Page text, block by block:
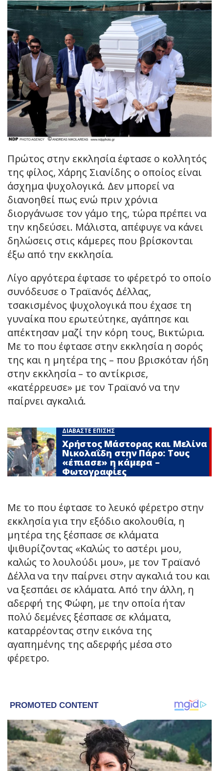
Πρώτος στην εκκλησία έφτασε ο κολλητός
της φίλος, Χάρης Σιανίδης ο οποίος είναι
άσχημα ψυχολογικά. Δεν μπορεί να
διανοηθεί πως ενώ πριν χρόνια
διοργάνωσε τον γάμο της, τώρα πρέπει να
την κηδεύσει. Μάλιστα, απέφυγε να κάνει
δηλώσεις στις κάμερες που βρίσκονται
έξω από την εκκλησία.
Λίγο αργότερα έφτασε το φέρετρό το οποίο
συνόδευσε ο Τραϊανός Δέλλας,
τσακισμένος ψυχολογικά που έχασε τη
γυναίκα που ερωτεύτηκε, αγάπησε και
απέκτησαν μαζί την κόρη τους, Βικτώρια.
Με το που έφτασε στην εκκλησία η σορός
της και η μητέρα της – που βρισκόταν ήδη
στην εκκλησία – το αντίκρισε,
«κατέρρευσε» με τον Τραϊανό να την
παίρνει αγκαλιά.
ΔΙΑΒΑΣΤΕ ΕΠΙΣΗΣ
Χρήστος Μάστορας και Μελίνα
Νικολαΐδη στην Πάρο: Τους
«έπιασε» η κάμερα –
Φωτογραφίες
Με το που έφτασε το λευκό φέρετρο στην
εκκλησία για την εξόδιο ακολουθία, η
μητέρα της ξέσπασε σε κλάματα
ψιθυρίζοντας «Καλώς το αστέρι μου,
καλώς το λουλούδι μου», με τον Τραϊανό
Δέλλα να την παίρνει στην αγκαλιά του και
να ξεσπάει σε κλάματα. Από την άλλη, η
αδερφή της Φώφη, με την οποία ήταν
πολύ δεμένες ξέσπασε σε κλάματα,
καταρρέοντας στην εικόνα της
αγαπημένης της αδερφής μέσα στο
φέρετρο.